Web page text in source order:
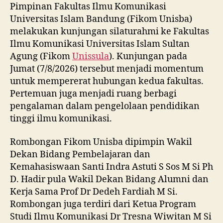
Pimpinan Fakultas Ilmu Komunikasi
Universitas Islam Bandung (Fikom Unisba)
melakukan kunjungan silaturahmi ke Fakultas
Ilmu Komunikasi Universitas Islam Sultan
Agung (FikomUnissula). Kunjungan pada
Jumat (7/8/2026) tersebut menjadi momentum
untuk mempererat hubungan kedua fakultas.
Pertemuan juga menjadi ruang berbagi
pengalaman dalam pengelolaan pendidikan
tinggi ilmu komunikasi.
Rombongan Fikom Unisba dipimpin Wakil
Dekan Bidang Pembelajaran dan
Kemahasiswaan Santi Indra Astuti S Sos M Si Ph
D. Hadir pula Wakil Dekan Bidang Alumni dan
Kerja Sama Prof Dr Dedeh Fardiah M Si.
Rombongan juga terdiri dari Ketua Program
Studi Ilmu Komunikasi Dr Tresna Wiwitan M Si